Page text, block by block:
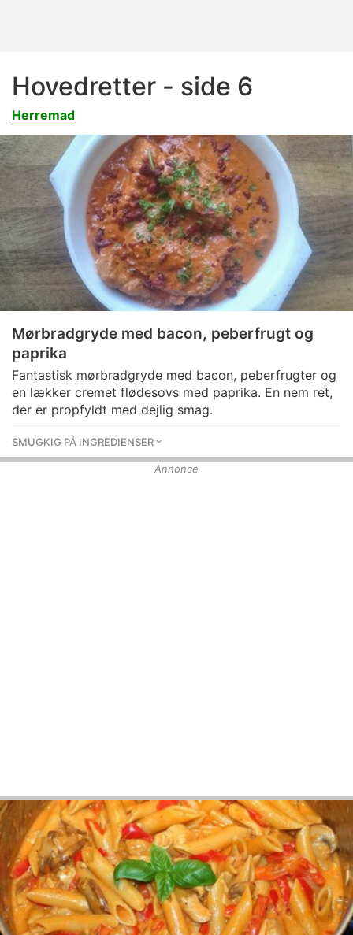
Hovedretter - side 6
Herremad
Mørbradgryde med bacon, peberfrugt og
paprika
Fantastisk mørbradgryde med bacon, peberfrugter og
en lækker cremet flødesovs med paprika. En nem ret,
der er propfyldt med dejlig smag.
SMUGKIG PÅ INGREDIENSER
Annonce